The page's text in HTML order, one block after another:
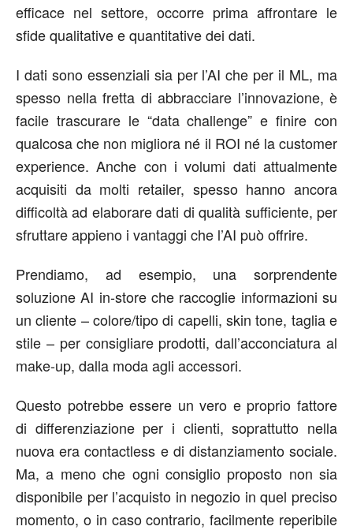
efficace nel settore, occorre prima affrontare le
sfide qualitative e quantitative dei dati.
I dati sono essenziali sia per l’AI che per il ML, ma
spesso nella fretta di abbracciare l’innovazione, è
facile trascurare le “data challenge” e finire con
qualcosa che non migliora né il ROI né la customer
experience. Anche con i volumi dati attualmente
acquisiti da molti retailer, spesso hanno ancora
difficoltà ad elaborare dati di qualità sufficiente, per
sfruttare appieno i vantaggi che l’AI può offrire.
Prendiamo, ad esempio, una sorprendente
soluzione AI in-store che raccoglie informazioni su
un cliente – colore/tipo di capelli, skin tone, taglia e
stile – per consigliare prodotti, dall’acconciatura al
make-up, dalla moda agli accessori.
Questo potrebbe essere un vero e proprio fattore
di differenziazione per i clienti, soprattutto nella
nuova era contactless e di distanziamento sociale.
Ma, a meno che ogni consiglio proposto non sia
disponibile per l’acquisto in negozio in quel preciso
momento, o in caso contrario, facilmente reperibile